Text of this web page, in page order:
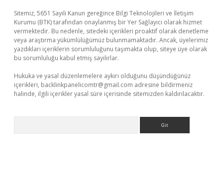
Sitemiz, 5651 Sayılı Kanun gereğince Bilgi Teknolojileri ve İletişim
Kurumu (BTK) tarafından onaylanmış bir Yer Sağlayıcı olarak hizmet
vermektedir. Bu nedenle, sitedeki içerikleri proaktif olarak denetleme
veya araştırma yükümlülüğümüz bulunmamaktadır. Ancak, üyelerimiz
yazdıkları içeriklerin sorumluluğunu taşımakta olup, siteye üye olarak
bu sorumluluğu kabul etmiş sayılırlar.
Hukuka ve yasal düzenlemelere aykırı olduğunu düşündüğünüz
içerikleri, backlinkpanelicomtr@gmail.com adresine bildirmeniz
halinde, ilgili içerikler yasal süre içerisinde sitemizden kaldırılacaktır.